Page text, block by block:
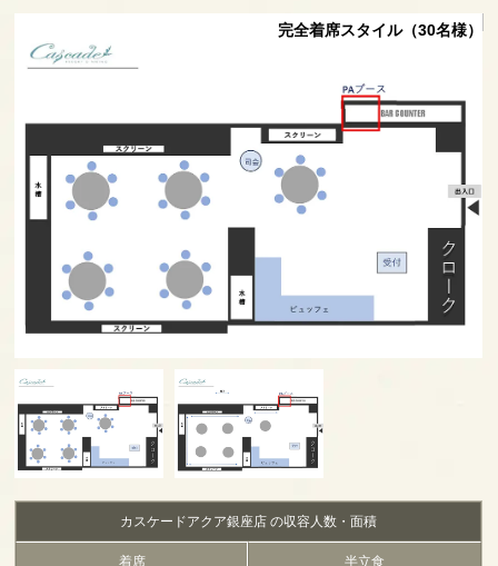
完全着席スタイル（30名様）
カスケードアクア銀座店 の収容人数・面積
着席 半立食